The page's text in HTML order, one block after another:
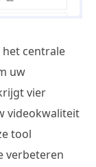
centrale
uw
vier
videokwaliteit
tool
verbeteren